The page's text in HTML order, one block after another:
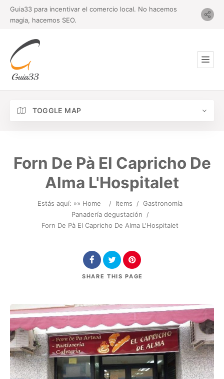
Guia33 para incentivar el comercio local. No hacemos
magia, hacemos SEO.
TOGGLE MAP
Forn De Pà El Capricho De
Alma L'Hospitalet
Estás aquí: »» Home / Items / Gastronomía
Panadería degustación
/
Forn De Pà El Capricho De Alma L'Hospitalet
SHARE THIS PAGE